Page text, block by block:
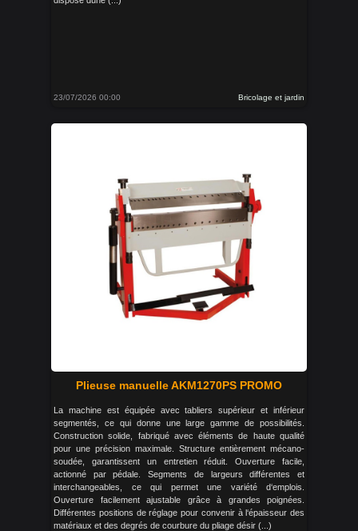
23/07/2026 00:00 Bricolage et jardin
Plieuse manuelle AKM1270PS PROMO
La machine est équipée avec tabliers supérieur et inférieur
segmentés, ce qui donne une large gamme de possibilités.
Construction solide, fabriqué avec éléments de haute qualité
pour une précision maximale. Structure entièrement mécano-
soudée, garantissent un entretien réduit. Ouverture facile,
actionné par pédale. Segments de largeurs différentes et
interchangeables, ce qui permet une variété d‘emplois.
Ouverture facilement ajustable grâce à grandes poignées.
Différentes positions de réglage pour convenir à l‘épaisseur des
matériaux et des degrés de courbure du pliage désir (...)